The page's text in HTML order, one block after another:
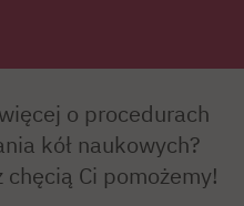
o procedurach
kół naukowych?
Ci pomożemy!